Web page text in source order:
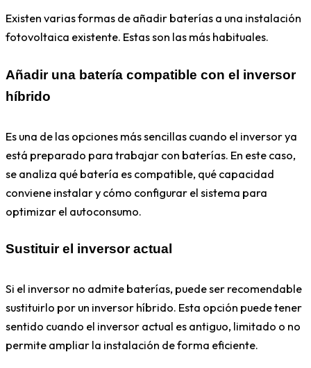
Existen varias formas de añadir baterías a una instalación
fotovoltaica existente. Estas son las más habituales.
Añadir una batería compatible con el inversor
híbrido
Es una de las opciones más sencillas cuando el inversor ya
está preparado para trabajar con baterías. En este caso,
se analiza qué batería es compatible, qué capacidad
conviene instalar y cómo configurar el sistema para
optimizar el autoconsumo.
Sustituir el inversor actual
Si el inversor no admite baterías, puede ser recomendable
sustituirlo por un inversor híbrido. Esta opción puede tener
sentido cuando el inversor actual es antiguo, limitado o no
permite ampliar la instalación de forma eficiente.